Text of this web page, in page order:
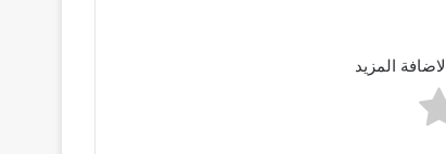
المزيد